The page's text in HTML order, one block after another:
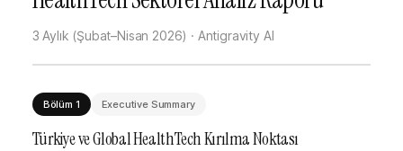
3 Aylık (Şubat–Nisan 2026) · Antigravity AI
Bölüm 1 Executive Summary
Türkiye ve Global HealthTech Kırılma Noktası